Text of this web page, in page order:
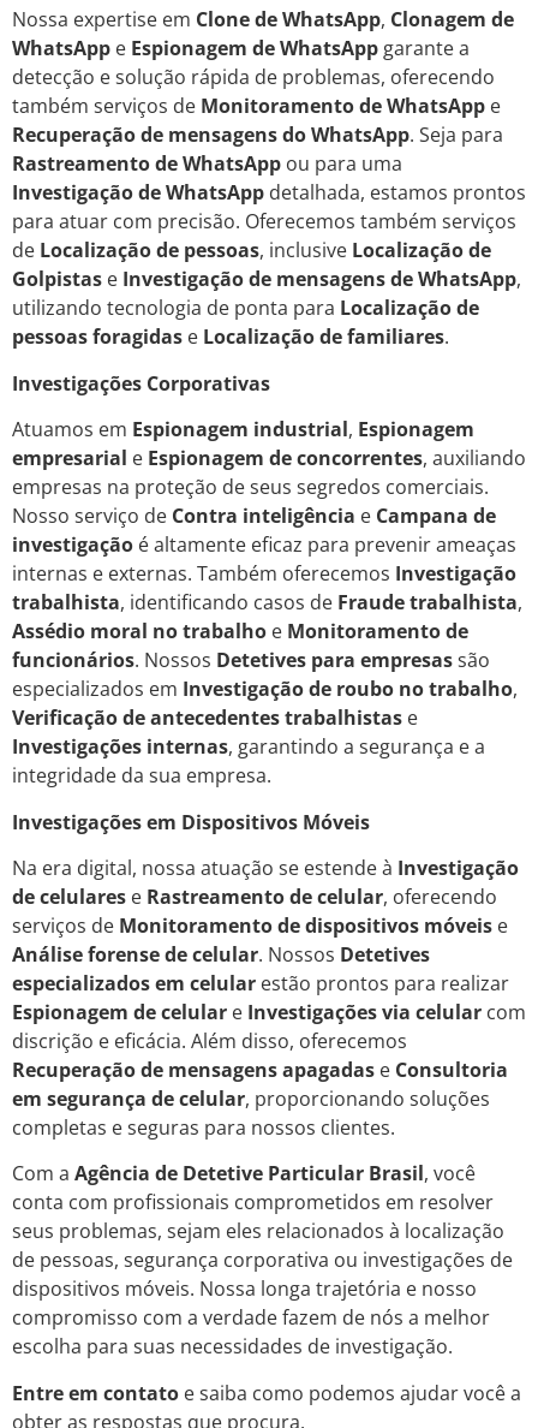
Nossa expertise em Clone de WhatsApp, Clonagem de
WhatsApp e Espionagem de WhatsAppgarante a
detecção e solução rápida de problemas, oferecendo
também serviços de Monitoramento de WhatsApp e
Recuperação de mensagens do WhatsApp. Seja para
Rastreamento de WhatsApp ou para uma
Investigação de WhatsApp detalhada, estamos prontos
para atuar com precisão. Oferecemos também serviços
de Localização de pessoas, inclusive Localização de
Golpistas e Investigação de mensagens de WhatsApp,
utilizando tecnologia de ponta para Localização de
pessoas foragidas e Localização de familiares.
Investigações Corporativas
Atuamos em Espionagem industrial, Espionagem
empresarial e Espionagem de concorrentes, auxiliando
empresas na proteção de seus segredos comerciais.
Nosso serviço de Contra inteligência e Campana de
investigação é altamente eficaz para prevenir ameaças
internas e externas. Também oferecemos Investigação
trabalhista, identificando casos de Fraude trabalhista,
Assédio moral no trabalho e Monitoramento de
funcionários. Nossos Detetives para empresassão
especializados em Investigação de roubo no trabalho,
Verificação de antecedentes trabalhistas e
Investigações internas, garantindo a segurança e a
integridade da sua empresa.
Investigações em Dispositivos Móveis
Na era digital, nossa atuação se estende à Investigação
de celulares e Rastreamento de celular, oferecendo
serviços de Monitoramento de dispositivos móveis e
Análise forense de celular. Nossos Detetives
especializados em celular estão prontos para realizar
Espionagem de celular e Investigações via celular com
discrição e eficácia. Além disso, oferecemos
Recuperação de mensagens apagadas e Consultoria
em segurança de celular, proporcionando soluções
completas e seguras para nossos clientes.
Com a Agência de Detetive Particular Brasil, você
conta com profissionais comprometidos em resolver
seus problemas, sejam eles relacionados à localização
de pessoas, segurança corporativa ou investigações de
dispositivos móveis. Nossa longa trajetória e nosso
compromisso com a verdade fazem de nós a melhor
escolha para suas necessidades de investigação.
Entre em contato e saiba como podemos ajudar você a
obter as respostas que procura.